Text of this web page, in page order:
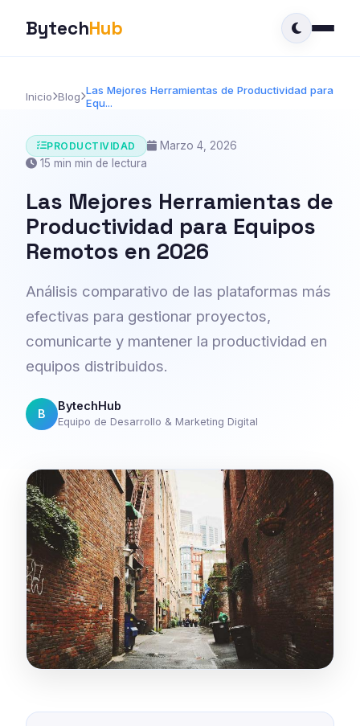
BytechHub
Inicio Blog Las Mejores Herramientas de Productividad para
Equ...
PRODUCTIVIDAD
Marzo 4, 2026
15 min min de lectura
Las Mejores Herramientas de
Productividad para Equipos
Remotos en 2026
Análisis comparativo de las plataformas más
efectivas para gestionar proyectos,
comunicarte y mantener la productividad en
equipos distribuidos.
B
BytechHub
Equipo de Desarrollo & Marketing Digital